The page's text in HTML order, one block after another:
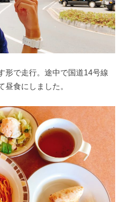
形で走行。途中で国道14号線
昼食にしました。